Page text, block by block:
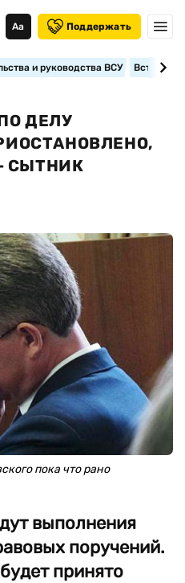
Аа Поддержать
и руководства ВСУ
ДЕЛУ
СЫТНИК
пока что рано
выполнения
поручений.
принято